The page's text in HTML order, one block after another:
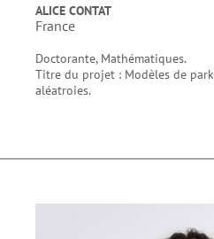
ALICE CONTAT
France
Doctorante, Mathématiques.
Titre du projet : Modèles de
aléatroies.